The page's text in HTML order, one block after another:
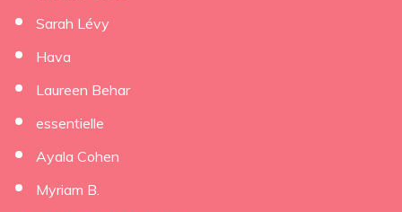
Sarah Lévy
Hava
Laureen Behar
essentielle
Ayala Cohen
Myriam B.